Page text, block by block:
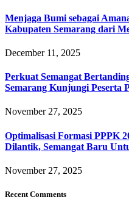
Menjaga Bumi sebagai
Kabupaten Semarang dari
December 11, 2025
Perkuat Semangat
Semarang Kunjungi Peserta
November 27, 2025
Optimalisasi Formasi PPPK
Dilantik, Semangat Baru
November 27, 2025
Recent Comments